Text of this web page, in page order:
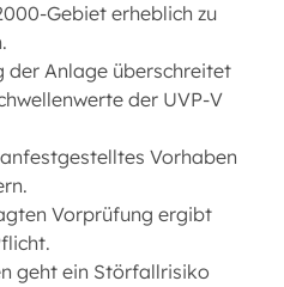
Gebiet erheblich zu
der Anlage überschreitet
der UVP-V
Vorhaben
Vorprüfung ergibt
geht ein Störfallrisiko